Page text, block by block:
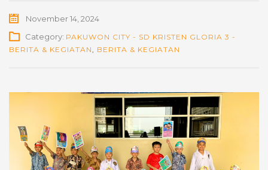
November 14, 2024
Category: PAKUWON CITY - SD KRISTEN GLORIA 3 -
BERITA & KEGIATAN, BERITA & KEGIATAN